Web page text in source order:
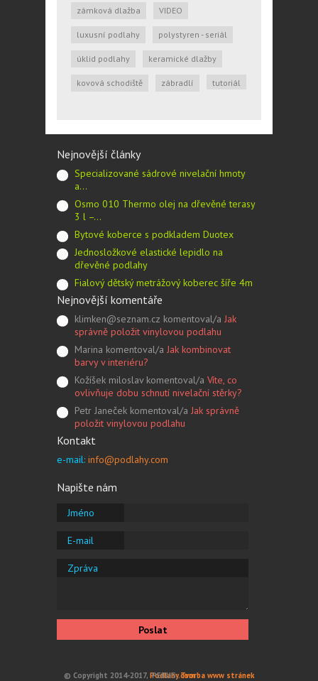
zámková dlažba VIDEO
luxusní podlahy polystyren - seriál
úklid podlahy keramické dlažby
kovová schodiště zábradlí tutoriál
Nejnovější články
Specializované sádrové nivelační hmoty
a…
Osmo 010 Thermo olej na dřevěné terasy
3 l –…
Bytové koberce s podkladem Duotex
Jednosložkové elastické lepidlo na
dřevěné podlahy
Fialový dětský metrážový koberec šíře 4m
Nejnovější komentáře
klimken@seznam.cz komentoval/a Jak
správně položit vinylovou podlahu
Marina komentoval/a Jak kombinovat
barvy v interiéru?
Kožíšek miloslav komentoval/a Víte, co
ovlivňuje dobu schnutí nivelační stěrky?
Petr Janeček komentoval/a Jak správně
položit vinylovou podlahu
Kontakt
e-mail: info@podlahy.com
Napište nám
Jméno
E-mail
Zpráva
Poslat
© Copyright 2014-2017, Podlahy.com
PERUS:Tvorba www stránek